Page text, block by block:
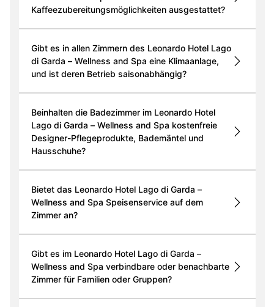
Kaffeezubereitungsmöglichkeiten ausgestattet?
Gibt es in allen Zimmern des Leonardo Hotel Lago
di Garda – Wellness and Spa eine Klimaanlage,
und ist deren Betrieb saisonabhängig?
Beinhalten die Badezimmer im Leonardo Hotel
Lago di Garda – Wellness and Spa kostenfreie
Designer-Pflegeprodukte, Bademäntel und
Hausschuhe?
Bietet das Leonardo Hotel Lago di Garda –
Wellness and Spa Speisenservice auf dem
Zimmer an?
Gibt es im Leonardo Hotel Lago di Garda –
Wellness and Spa verbindbare oder benachbarte
Zimmer für Familien oder Gruppen?